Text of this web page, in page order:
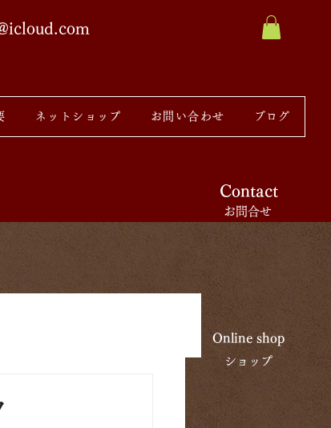
Contact
お問合せ
Online shop
​ショップ
ネットショップ お問い合わせ ブログ